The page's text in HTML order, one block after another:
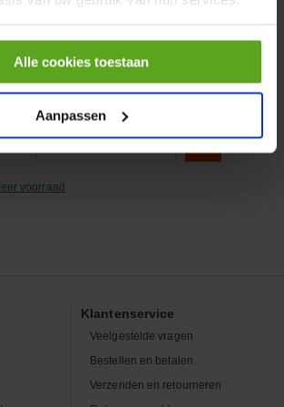
Alle cookies toestaan
Aanpassen
− Aantal +
voorraad
Klantenservice
Veelgestelde vragen
Bestellen en betalen
Verzenden en retourneren